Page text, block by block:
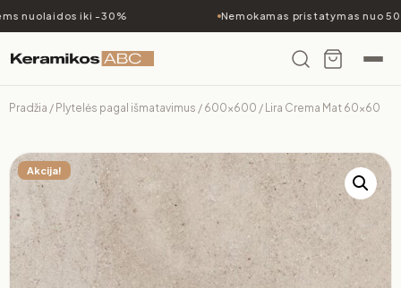
nuolaidos iki -30% Nemokamas pristatymas nuo
Pradžia / Plytelės pagal išmatavimus / 600x600 / Lira Crema Mat 60×60
Akcija!